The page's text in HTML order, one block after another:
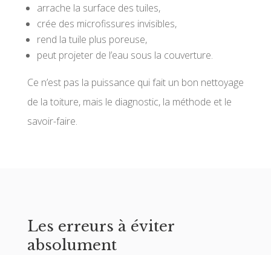
arrache la surface des tuiles,
crée des microfissures invisibles,
rend la tuile plus poreuse,
peut projeter de l’eau sous la couverture.
Ce n’est pas la puissance qui fait un bon nettoyage
de la toiture, mais le diagnostic, la méthode et le
savoir-faire.
Les erreurs à éviter
absolument